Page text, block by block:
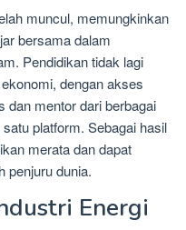
muncul, memungkinkan
bersama dalam
Pendidikan tidak lagi
dengan akses
dan mentor dari berbagai
platform. Sebagai hasil
merata dan dapat
penjuru dunia.
Energi